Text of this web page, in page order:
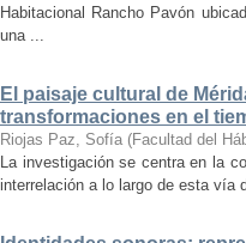
Habitacional Rancho Pavón
una ...
El paisaje cultural de
transformaciones en el
Riojas Paz, Sofía (Facultad del
La investigación se centra en la
interrelación a lo largo de esta vía